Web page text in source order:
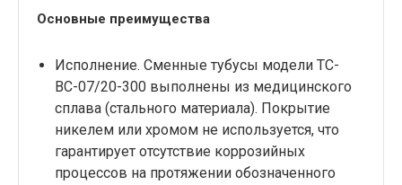
Основные преимущества
Исполнение. Сменные тубусы модели ТС-
ВС-07/20-300 выполнены из медицинского
сплава (стального материала). Покрытие
никелем или хромом не используется, что
гарантирует отсутствие коррозийных
процессов на протяжении обозначенного